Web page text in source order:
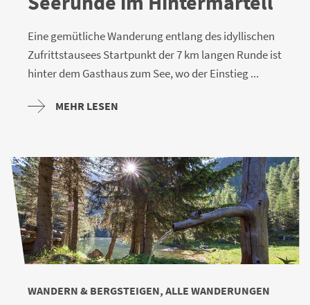
Eine gemütliche Wanderung entlang des idyllischen
Zufrittstausees Startpunkt der 7 km langen Runde ist
hinter dem Gasthaus zum See, wo der Einstieg ...
MEHR LESEN
WANDERN & BERGSTEIGEN, ALLE WANDERUNGEN